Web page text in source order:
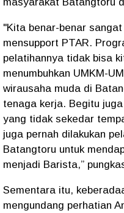
"Kita benar-benar
mensupport PTAR.
pelatihannya tidak bisa
menumbuhkan UMKM-
wirausaha muda di
tenaga kerja. Begitu
yang tidak sekedar
juga pernah dilakukan
Batangtoru untuk
menjadi Barista,”
Sementara itu,
mengundang perhatian